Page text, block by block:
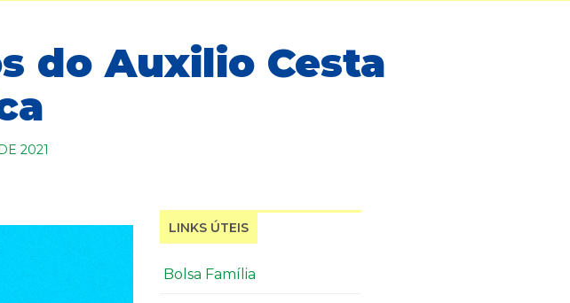
do Auxilio Cesta
2021
LINKS ÚTEIS
Bolsa Família